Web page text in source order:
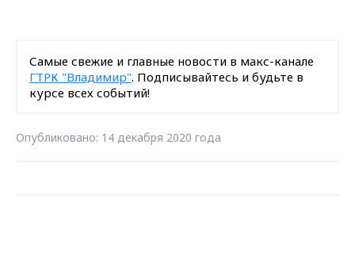
Самые свежие и главные новости в макс-канале
ГТРК "Владимир". Подписывайтесь и будьте в
курсе всех событий!
Опубликовано: 14 декабря 2020 года